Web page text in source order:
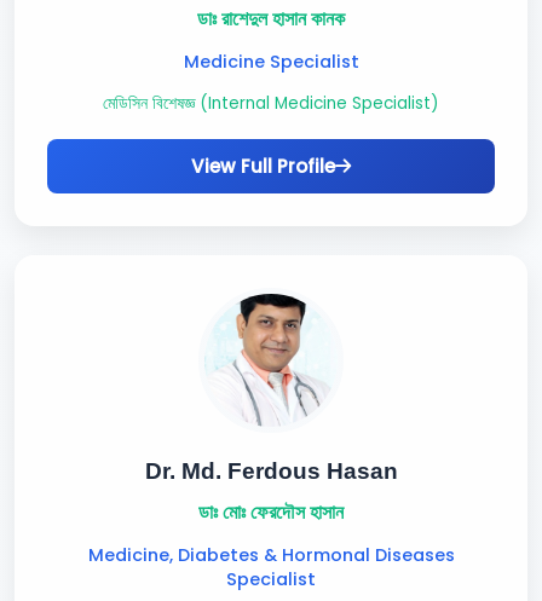
ডাঃ রাশেদুল হাসান কানক
Medicine Specialist
মেডিসিন বিশেষজ্ঞ (Internal Medicine Specialist)
View Full Profile
Dr. Md. Ferdous Hasan
ডাঃ মোঃ ফেরদৌস হাসান
Medicine, Diabetes & Hormonal Diseases
Specialist